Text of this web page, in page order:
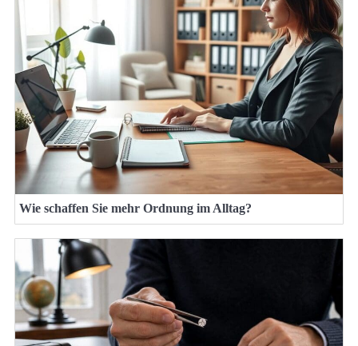
Wie schaffen Sie mehr Ordnung im Alltag?